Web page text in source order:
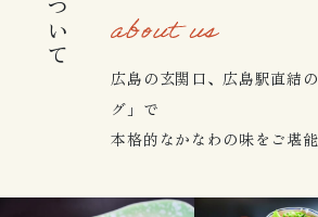
広島の玄関口、広島駅直結
グ」で
本格的なかなわの味をご堪能